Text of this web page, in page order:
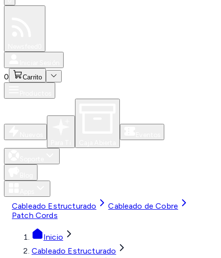
0 Carrito
Cableado Estructurado
Cableado de Cobre
Patch Cords
Inicio
Cableado Estructurado